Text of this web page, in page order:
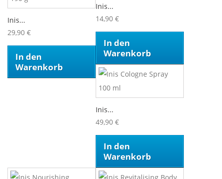
Inis...
29,90 €
In den
Warenkorb
Inis...
14,90 €
In den
Warenkorb
Inis...
49,90 €
In den
Warenkorb